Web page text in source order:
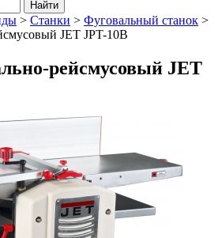
> Станки > Фуговальный станок >
JET JPT-10B
рейсмусовый JET